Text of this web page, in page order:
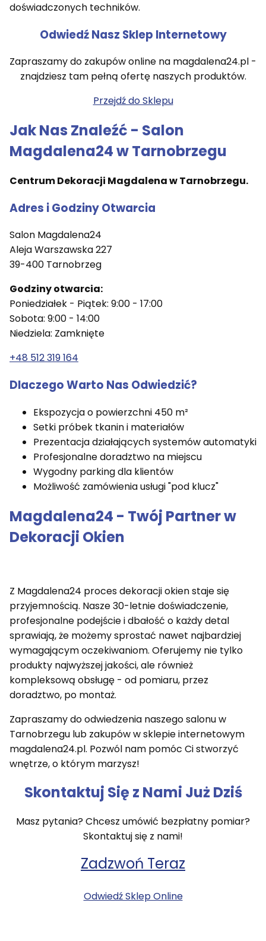
doświadczonych techników.
Odwiedź Nasz Sklep Internetowy
Zapraszamy do zakupów online na magdalena24.pl -
znajdziesz tam pełną ofertę naszych produktów.
Przejdź do Sklepu
Jak Nas Znaleźć - Salon
Magdalena24 w Tarnobrzegu
Centrum Dekoracji Magdalena w Tarnobrzegu.
Adres i Godziny Otwarcia
Salon Magdalena24
Aleja Warszawska 227
39-400 Tarnobrzeg
Godziny otwarcia:
Poniedziałek - Piątek: 9:00 - 17:00
Sobota: 9:00 - 14:00
Niedziela: Zamknięte
+48 512 319 164
Dlaczego Warto Nas Odwiedzić?
Ekspozycja o powierzchni 450 m²
Setki próbek tkanin i materiałów
Prezentacja działających systemów automatyki
Profesjonalne doradztwo na miejscu
Wygodny parking dla klientów
Możliwość zamówienia usługi "pod klucz"
Magdalena24 - Twój Partner w
Dekoracji Okien
Z Magdalena24 proces dekoracji okien staje się
przyjemnością. Nasze 30-letnie doświadczenie,
profesjonalne podejście i dbałość o każdy detal
sprawiają, że możemy sprostać nawet najbardziej
wymagającym oczekiwaniom. Oferujemy nie tylko
produkty najwyższej jakości, ale również
kompleksową obsługę - od pomiaru, przez
doradztwo, po montaż.
Zapraszamy do odwiedzenia naszego salonu w
Tarnobrzegu lub zakupów w sklepie internetowym
magdalena24.pl. Pozwól nam pomóc Ci stworzyć
wnętrze, o którym marzysz!
Skontaktuj Się z Nami Już Dziś
Masz pytania? Chcesz umówić bezpłatny pomiar?
Skontaktuj się z nami!
Zadzwoń Teraz
Odwiedź Sklep Online